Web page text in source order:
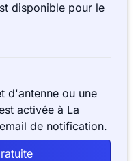
disponible pour le
d'antenne ou une
activée à La
de notification.